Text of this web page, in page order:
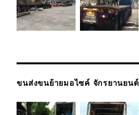
ขนส่งขนย้ายมอไซค์ จักรยานยนต์